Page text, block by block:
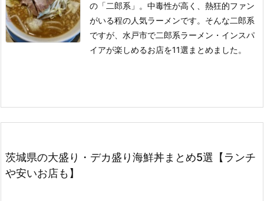
の「二郎系」。 中毒性が高く、熱狂的ファン
がいる程の人気ラーメンです。 そんな二郎系
ですが、水戸市で二郎系ラーメン・インスパ
イアが楽しめるお店を11選まとめました。
茨城県の大盛り・デカ盛り海鮮丼まとめ5選【ランチ
や安いお店も】